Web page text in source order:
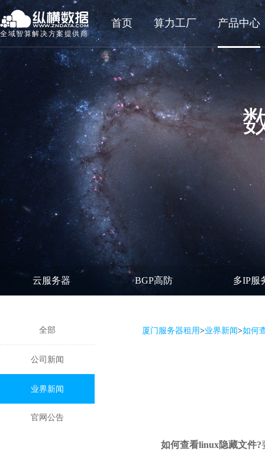
全域智算解决方案提供商
首页 算力工厂 产品中心
云服务器 BGP高防 多IP服
全部
公司新闻
业界新闻
官网公告
厦门服务器租用>业界新闻>如何
如何查看linux隐藏文件?